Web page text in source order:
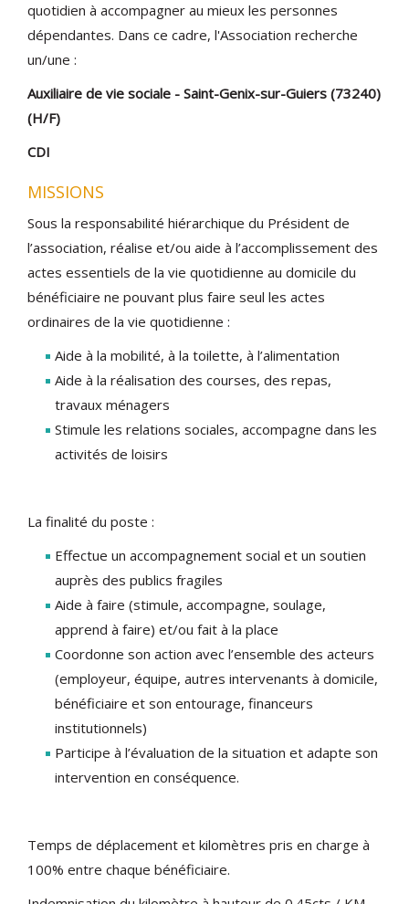
quotidien à accompagner au mieux les personnes
dépendantes. Dans ce cadre, l'Association recherche
un/une :
Auxiliaire de vie sociale - Saint-Genix-sur-Guiers (73240)
(H/F)
CDI
MISSIONS
Sous la responsabilité hiérarchique du Président de
l’association, réalise et/ou aide à l’accomplissement des
actes essentiels de la vie quotidienne au domicile du
bénéficiaire ne pouvant plus faire seul les actes
ordinaires de la vie quotidienne :
Aide à la mobilité, à la toilette, à l’alimentation
Aide à la réalisation des courses, des repas,
travaux ménagers
Stimule les relations sociales, accompagne dans les
activités de loisirs
La finalité du poste :
Effectue un accompagnement social et un soutien
auprès des publics fragiles
Aide à faire (stimule, accompagne, soulage,
apprend à faire) et/ou fait à la place
Coordonne son action avec l’ensemble des acteurs
(employeur, équipe, autres intervenants à domicile,
bénéficiaire et son entourage, financeurs
institutionnels)
Participe à l’évaluation de la situation et adapte son
intervention en conséquence.
Temps de déplacement et kilomètres pris en charge à
100% entre chaque bénéficiaire.